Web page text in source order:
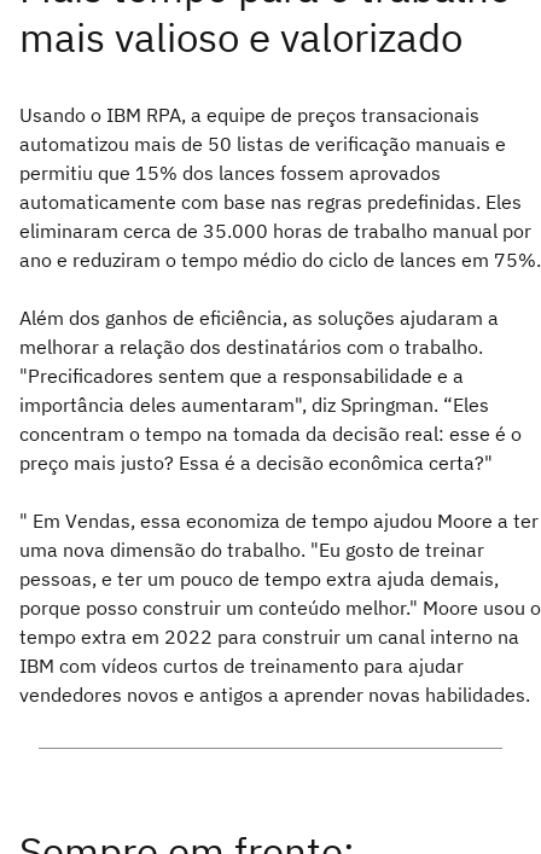
Usando o IBM RPA, a equipe de preços transacionais
automatizou mais de 50 listas de verificação manuais e
permitiu que 15% dos lances fossem aprovados
automaticamente com base nas regras predefinidas. Eles
eliminaram cerca de 35.000 horas de trabalho manual por
ano e reduziram o tempo médio do ciclo de lances em 75%.
Além dos ganhos de eficiência, as soluções ajudaram a
melhorar a relação dos destinatários com o trabalho.
"Precificadores sentem que a responsabilidade e a
importância deles aumentaram", diz Springman. “Eles
concentram o tempo na tomada da decisão real: esse é o
preço mais justo? Essa é a decisão econômica certa?"
" Em Vendas, essa economiza de tempo ajudou Moore a ter
uma nova dimensão do trabalho. "Eu gosto de treinar
pessoas, e ter um pouco de tempo extra ajuda demais,
porque posso construir um conteúdo melhor." Moore usou o
tempo extra em 2022 para construir um canal interno na
IBM com vídeos curtos de treinamento para ajudar
vendedores novos e antigos a aprender novas habilidades.